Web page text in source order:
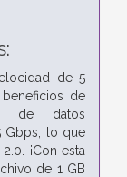
de 5
de
de datos
Gbps, lo que
¡Con esta
de 1 GB